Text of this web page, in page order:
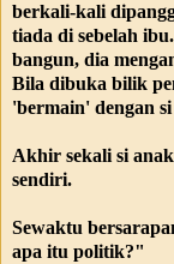
berkali-kali
tiada di sebelah
bangun, dia
Bila dibuka bilik
'bermain' dengan
Akhir sekali si
sendiri.
Sewaktu
apa itu politik?"